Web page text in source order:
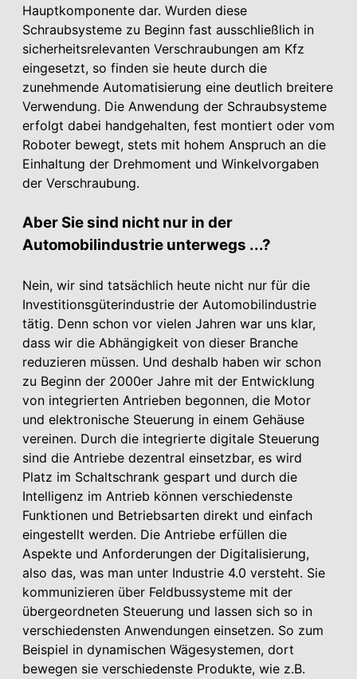
Hauptkomponente dar. Wurden diese
Schraubsysteme zu Beginn fast ausschließlich in
sicherheitsrelevanten Verschraubungen am Kfz
eingesetzt, so finden sie heute durch die
zunehmende Automatisierung eine deutlich breitere
Verwendung. Die Anwendung der Schraubsysteme
erfolgt dabei handgehalten, fest montiert oder vom
Roboter bewegt, stets mit hohem Anspruch an die
Einhaltung der Drehmoment und Winkelvorgaben
der Verschraubung.
Aber Sie sind nicht nur in der
Automobilindustrie unterwegs ...?
Nein, wir sind tatsächlich heute nicht nur für die
Investitionsgüterindustrie der Automobilindustrie
tätig. Denn schon vor vielen Jahren war uns klar,
dass wir die Abhängigkeit von dieser Branche
reduzieren müssen. Und deshalb haben wir schon
zu Beginn der 2000er Jahre mit der Entwicklung
von integrierten Antrieben begonnen, die Motor
und elektronische Steuerung in einem Gehäuse
vereinen. Durch die integrierte digitale Steuerung
sind die Antriebe dezentral einsetzbar, es wird
Platz im Schaltschrank gespart und durch die
Intelligenz im Antrieb können verschiedenste
Funktionen und Betriebsarten direkt und einfach
eingestellt werden. Die Antriebe erfüllen die
Aspekte und Anforderungen der Digitalisierung,
also das, was man unter Industrie 4.0 versteht. Sie
kommunizieren über Feldbussysteme mit der
übergeordneten Steuerung und lassen sich so in
verschiedensten Anwendungen einsetzen. So zum
Beispiel in dynamischen Wägesystemen, dort
bewegen sie verschiedenste Produkte, wie z.B.